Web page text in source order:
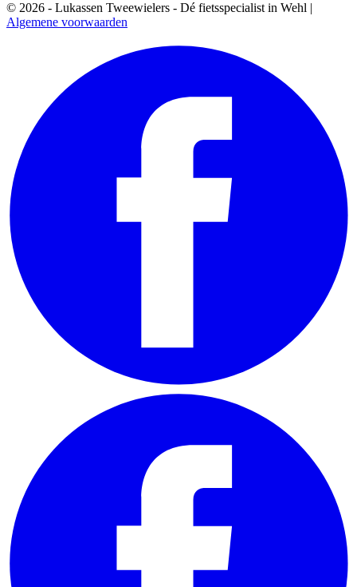
© 2026 - Lukassen Tweewielers - Dé fietsspecialist in Wehl |
Algemene voorwaarden